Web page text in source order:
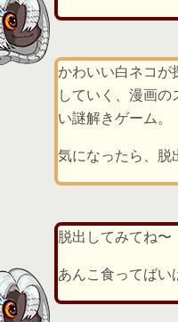
かわいい白ネコが
していく、漫画の
い謎解きゲーム。
気になったら、脱
脱出してみてね〜
あんこ食ってばい